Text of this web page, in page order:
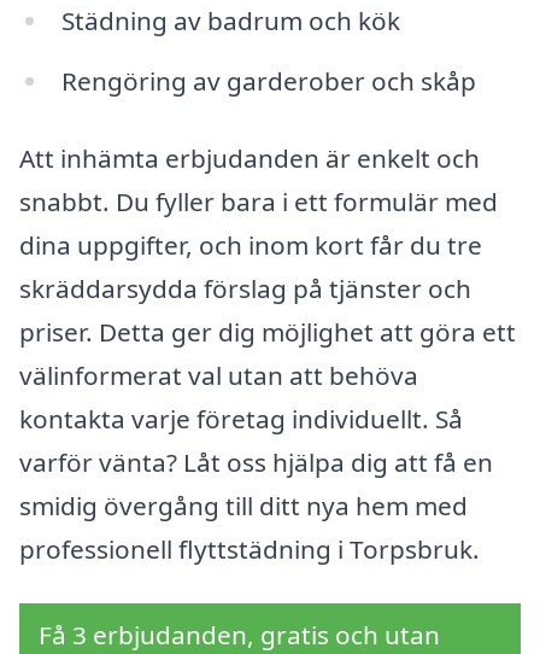
Städning av badrum och kök
Rengöring av garderober och skåp
Att inhämta erbjudanden är enkelt och
snabbt. Du fyller bara i ett formulär med
dina uppgifter, och inom kort får du tre
skräddarsydda förslag på tjänster och
priser. Detta ger dig möjlighet att göra ett
välinformerat val utan att behöva
kontakta varje företag individuellt. Så
varför vänta? Låt oss hjälpa dig att få en
smidig övergång till ditt nya hem med
professionell flyttstädning i Torpsbruk.
Få 3 erbjudanden, gratis och utan